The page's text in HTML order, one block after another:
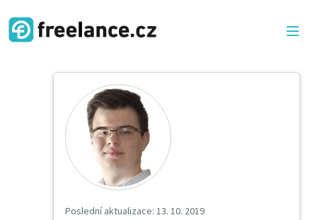
Poslední aktualizace: 13. 10. 2019